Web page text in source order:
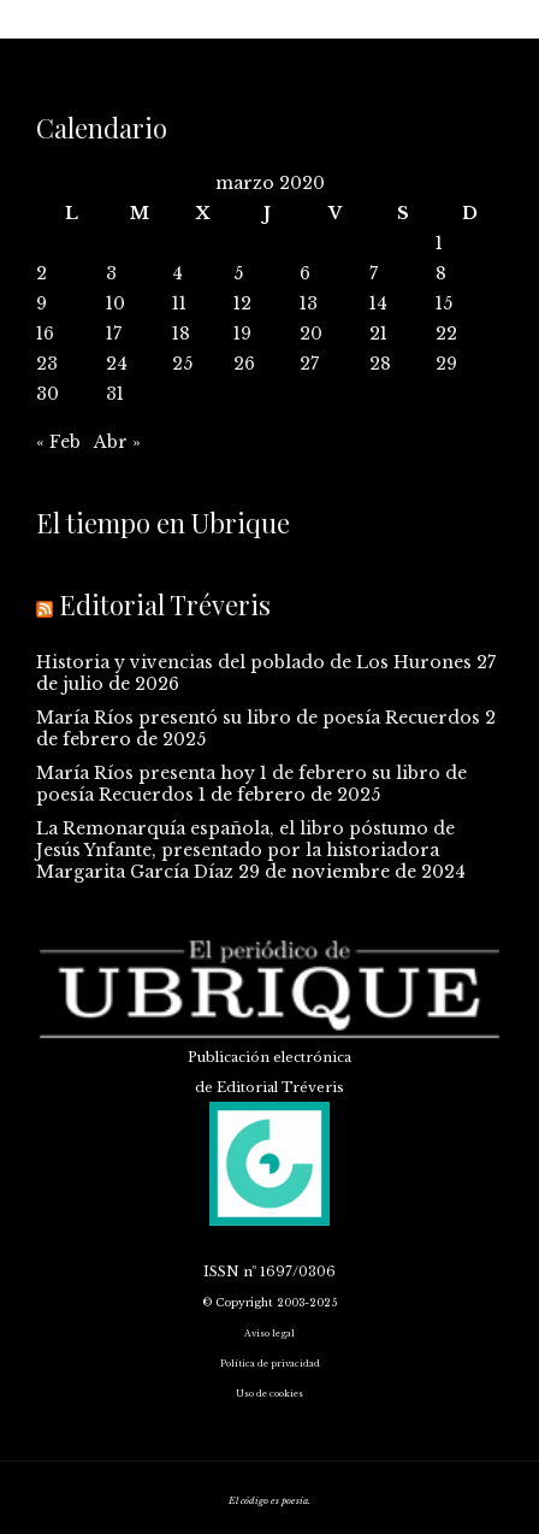
Calendario
marzo 2020
L
M X J V S
D
1
2
3 4 5 6 7
8
9
10 11 12 13 14
15
16
17 18 19 20 21
22
23
24 25 26 27 28
29
30
31
« Feb Abr »
El tiempo en Ubrique
Editorial Tréveris
Historia y vivencias del poblado de Los Hurones 27
de julio de 2026
María Ríos presentó su libro de poesía Recuerdos 2
de febrero de 2025
María Ríos presenta hoy 1 de febrero su libro de
poesía Recuerdos 1 de febrero de 2025
La Remonarquía española, el libro póstumo de
Jesús Ynfante, presentado por la historiadora
Margarita García Díaz 29 de noviembre de 2024
Publicación electrónica
de Editorial Tréveris
ISSN nº 1697/0306
© Copyright 2003-2025
Aviso legal
Política de privacidad
Uso de cookies
El código es poesía.